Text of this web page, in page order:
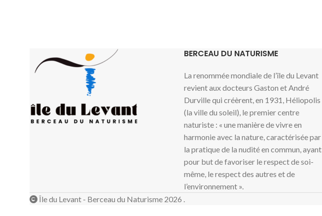
BERCEAU DU NATURISME
La renommée mondiale de l’île du Levant
revient aux docteurs Gaston et André
Durville qui créèrent, en 1931, Héliopolis
(la ville du soleil), le premier centre
naturiste : « une manière de vivre en
harmonie avec la nature, caractérisée par
la pratique de la nudité en commun, ayant
pour but de favoriser le respect de soi-
même, le respect des autres et de
l’environnement ».
Île du Levant - Berceau du Naturisme 2026 .